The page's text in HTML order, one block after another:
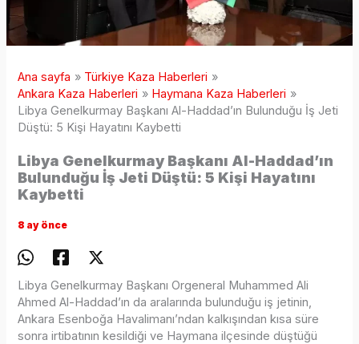
Ana sayfa
Türkiye Kaza Haberleri
Ankara Kaza Haberleri
Haymana Kaza Haberleri
Libya Genelkurmay Başkanı Al-Haddad’ın Bulunduğu İş Jeti
Düştü: 5 Kişi Hayatını Kaybetti
Libya Genelkurmay Başkanı Al-Haddad’ın
Bulunduğu İş Jeti Düştü: 5 Kişi Hayatını
Kaybetti
8 ay önce
Libya Genelkurmay Başkanı Orgeneral Muhammed Ali
Ahmed Al-Haddad’ın da aralarında bulunduğu iş jetinin,
Ankara Esenboğa Havalimanı’ndan kalkışından kısa süre
sonra irtibatının kesildiği ve Haymana ilçesinde düştüğü